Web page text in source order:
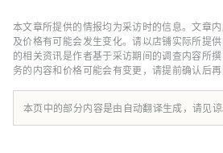
封面照片展示的是三重
“珍珠之乡”的美誉，拥
优美，是理想的游船目的
本文章所提供的情报均为采访时的信息。文章
及价格有可能会发生变化。请以店铺实际所提
的相关资讯是作者基于采访期间的调查内容所
务的内容和价格可能会有变更，请提前确认后再
本页中的部分内容是由自动翻译生成，请见谅